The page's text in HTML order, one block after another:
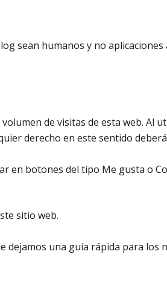
sean humanos y no
de visitas de esta web. Al
derecho en este sentido
en botones del tipo Me gusta o
sitio web.
dejamos una guía rápida para los